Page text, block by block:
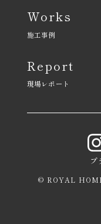
Works
施工事例
Report
現場レポート
プ
© ROYAL